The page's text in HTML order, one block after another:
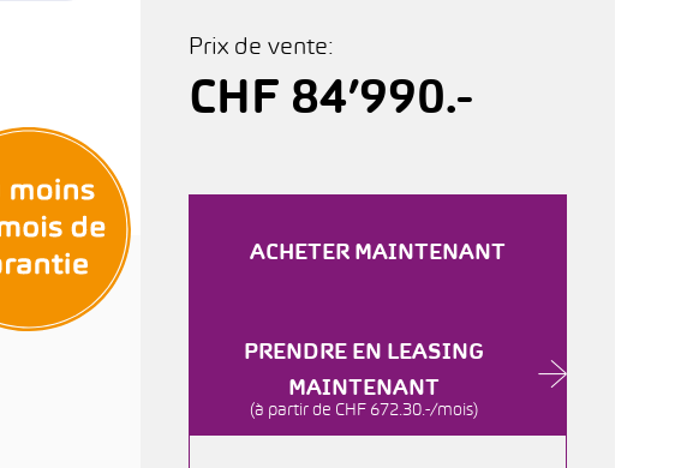
Prix de vente:
CHF 84’990.-
ACHETER MAINTENANT
PRENDRE EN LEASING
MAINTENANT
(à partir de CHF 672.30.-/mois)